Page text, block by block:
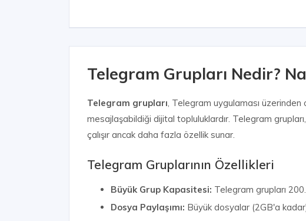
Telegram Grupları Nedir?
Telegram grupları, Telegram uygulaması üzerinden
mesajlaşabildiği dijital topluluklardır. Telegram
çalışır ancak daha fazla özellik sunar.
Telegram Gruplarının Özellikleri
Büyük Grup Kapasitesi: Telegram grupları
Dosya Paylaşımı: Büyük dosyalar (2GB'a